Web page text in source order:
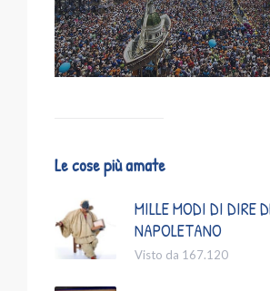
Le cose più amate
MILLE MODI DI DIRE
NAPOLETANO
Visto da 167.120